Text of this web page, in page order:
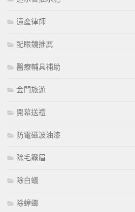
遺產律師
配眼鏡推薦
醫療輔具補助
金門旅遊
開幕送禮
防電磁波油漆
除毛霧眉
除白蟻
除蟑螂